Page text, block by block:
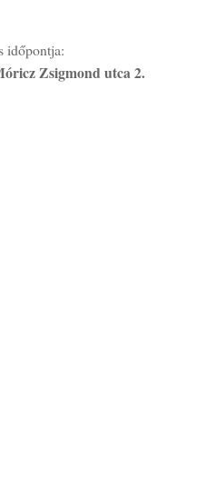
időpontja:
Zsigmond utca 2.